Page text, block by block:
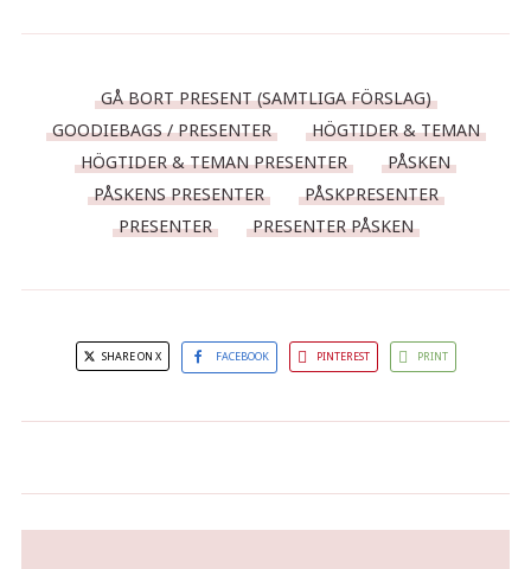
GÅ BORT PRESENT (SAMTLIGA FÖRSLAG)
GOODIEBAGS / PRESENTER
HÖGTIDER & TEMAN
HÖGTIDER & TEMAN PRESENTER
PÅSKEN
PÅSKENS PRESENTER
PÅSKPRESENTER
PRESENTER
PRESENTER PÅSKEN
SHARE ON X FACEBOOK PINTEREST PRINT
zucchinisallad